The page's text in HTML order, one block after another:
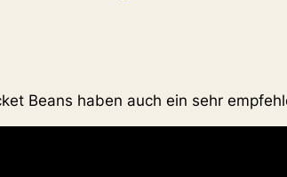
Beans haben auch ein sehr